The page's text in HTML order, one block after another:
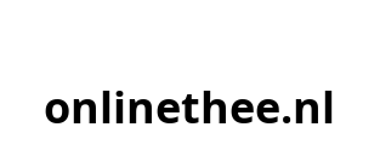
onlinethee.nl